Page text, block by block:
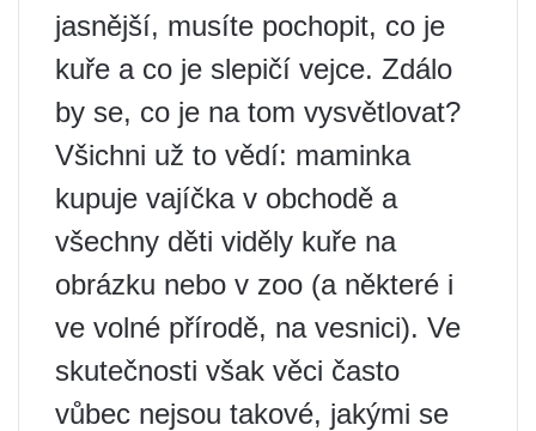
jasnější, musíte pochopit, co je
kuře a co je slepičí vejce. Zdálo
by se, co je na tom vysvětlovat?
Všichni už to vědí: maminka
kupuje vajíčka v obchodě a
všechny děti viděly kuře na
obrázku nebo v zoo (a některé i
ve volné přírodě, na vesnici). Ve
skutečnosti však věci často
vůbec nejsou takové, jakými se